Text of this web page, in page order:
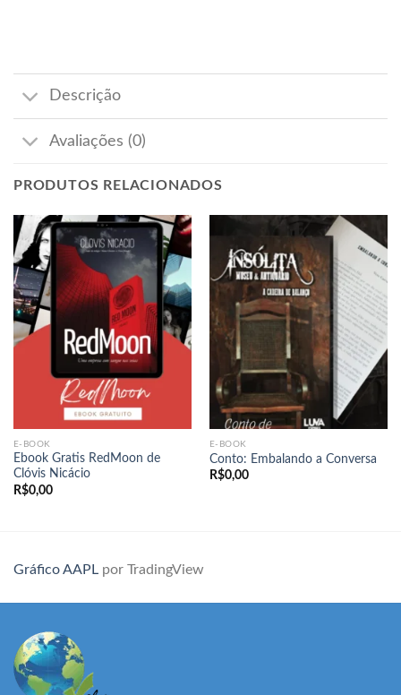
Descrição
Avaliações (0)
PRODUTOS RELACIONADOS
E-BOOK
Ebook Gratis RedMoon de
Clóvis Nicácio
R$0,00
E-BOOK
Conto: Embalando a Conversa
R$0,00
Gráfico AAPL por TradingView